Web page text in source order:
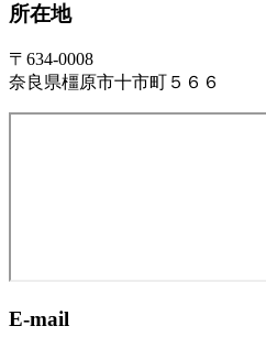
所在地
〒634-0008
奈良県橿原市十市町５６６
E-mail